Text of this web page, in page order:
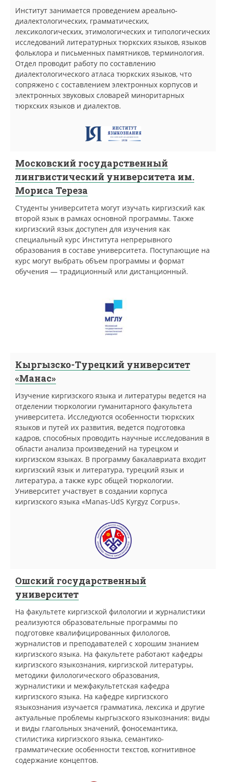
Институт занимается проведением ареально-
диалектологических, грамматических,
лексикологических, этимологических и типологических
исследований литературных тюркских языков, языков
фольклора и письменных памятников, терминология.
Отдел проводит работу по составлению
диалектологического атласа тюркских языков, что
сопряжено с составлением электронных корпусов и
электронных звуковых словарей миноритарных
тюркских языков и диалектов.
Московский государственный
лингвистический университета им.
Мориса Тереза
Студенты университета могут изучать киргизский как
второй язык в рамках основной программы. Также
киргизский язык доступен для изучения как
специальный курс Института непрерывного
образования в составе университета. Поступающие на
курс могут выбрать объем программы и формат
обучения — традиционный или дистанционный.
Кыргызско-Турецкий университет
«Манас»
Изучение киргизского языка и литературы ведется на
отделении тюркологии гуманитарного факультета
университета. Исследуются особенности тюркских
языков и путей их развития, ведется подготовка
кадров, способных проводить научные исследования в
области анализа произведений на турецком и
киргизском языках. В программу бакалавриата входит
киргизский язык и литература, турецкий язык и
литература, а также курс общей тюркологии.
Университет участвует в создании корпуса
киргизского языка «Manas-UdS Kyrgyz Corpus».
Ошский государственный
университет
На факультете киргизской филологии и журналистики
реализуются образовательные программы по
подготовке квалифицированных филологов,
журналистов и преподавателей с хорошим знанием
киргизского языка. На факультете работают кафедры
киргизского языкознания, киргизской литературы,
методики филологического образования,
журналистики и межфакультетская кафедра
киргизского языка. На кафедре киргизского
языкознания изучается грамматика, лексика и другие
актуальные проблемы кыргызского языкознания: виды
и виды глагольных значений, фоносемантика,
стилистика киргизского языка, семантико-
грамматические особенности текстов, когнитивное
содержание концептов.